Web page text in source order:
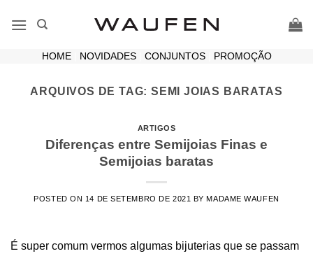
HOME| NOVIDADES| CONJUNTOS| PROMOÇÃO
ARQUIVOS DE TAG:SEMI JOIAS BARATAS
ARTIGOS
Diferenças entre Semijoias Finas e
Semijoias baratas
POSTED ON 14 DE SETEMBRO DE 2021 BYMADAME WAUFEN
É super comum vermos algumas bijuterias que se passam